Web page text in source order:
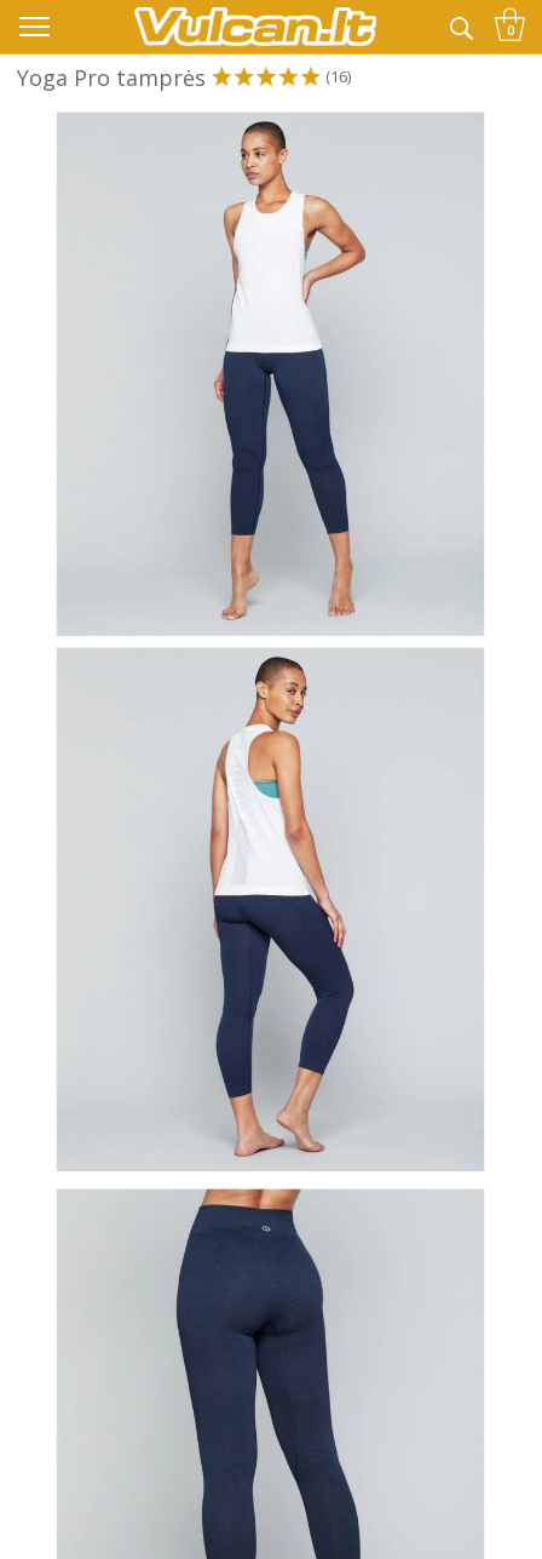
👉 -10% KODAS VISKAM PAPILDOMAI: VASARA 0
Yoga Pro tamprės (16)